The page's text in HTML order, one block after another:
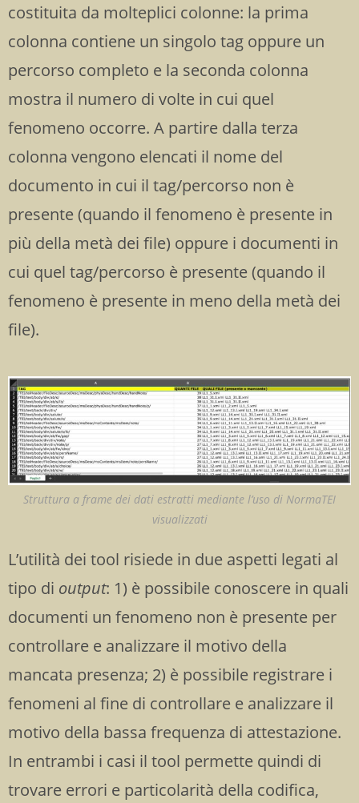
costituita da molteplici colonne: la prima
colonna contiene un singolo tag oppure un
percorso completo e la seconda colonna
mostra il numero di volte in cui quel
fenomeno occorre. A partire dalla terza
colonna vengono elencati il nome del
documento in cui il tag/percorso non è
presente (quando il fenomeno è presente in
più della metà dei file) oppure i documenti in
cui quel tag/percorso è presente (quando il
fenomeno è presente in meno della metà dei
file).
Struttura a frame dei dati estratti mediante l’uso di NormaTEI
visualizzati
L’utilità dei tool risiede in due aspetti legati al
tipo di output: 1) è possibile conoscere in quali
documenti un fenomeno non è presente per
controllare e analizzare il motivo della
mancata presenza; 2) è possibile registrare i
fenomeni al fine di controllare e analizzare il
motivo della bassa frequenza di attestazione.
In entrambi i casi il tool permette quindi di
trovare errori e particolarità della codifica,